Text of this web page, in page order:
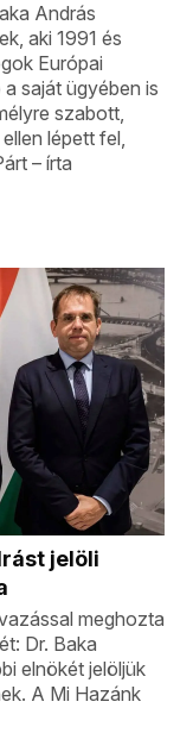
András
aki 1991 és
Európai
saját ügyében is
szabott,
lépett fel,
– írta
jelöli
meghozta
Dr. Baka
elnökét jelöljük
A Mi Hazánk